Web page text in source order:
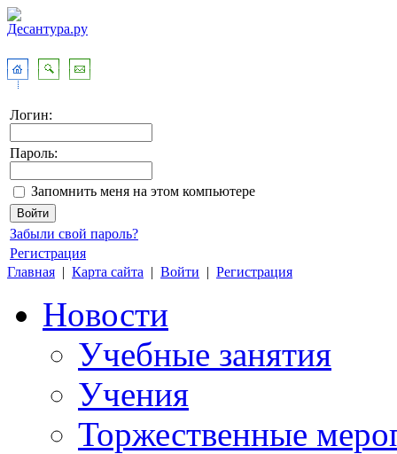
Логин:
Пароль:
Запомнить меня на этом компьютере
Забыли свой пароль?
Регистрация
Главная | Карта сайта | Войти | Регистрация
Новости
Учебные занятия
Учения
Торжественные